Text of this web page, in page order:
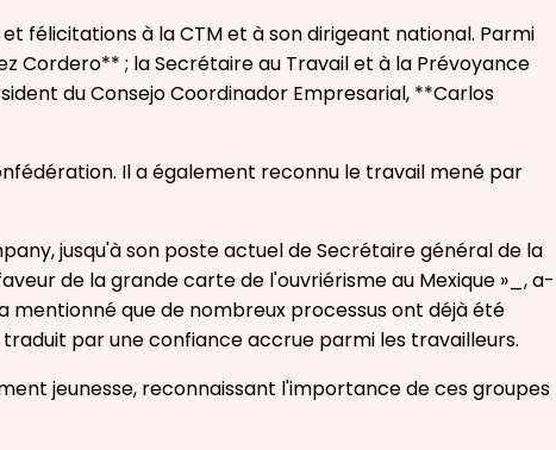
félicitations à la CTM et à son dirigeant national. Parmi
Cordero** ; la Secrétaire au Travail et à la Prévoyance
du Consejo Coordinador Empresarial, **Carlos
Il a également reconnu le travail mené par
jusqu'à son poste actuel de Secrétaire général de la
de la grande carte de l'ouvriérisme au Mexique »_, a-
que de nombreux processus ont déjà été
par une confiance accrue parmi les travailleurs.
jeunesse, reconnaissant l'importance de ces groupes